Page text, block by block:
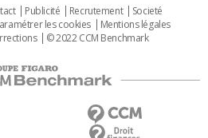
Publicité Recrutement
Societé
les cookies
Mentions légales
© 2022 CCM Benchmark